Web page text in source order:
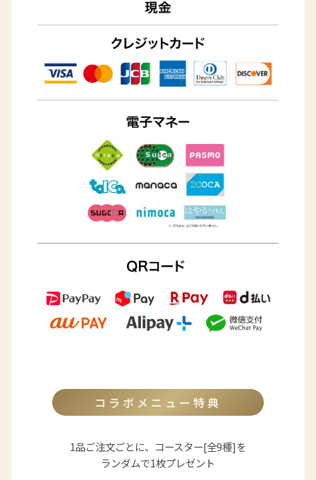
コラボメニュー特典
1品ご注文ごとに、コースター[全9種]を
ランダムで1枚プレゼント